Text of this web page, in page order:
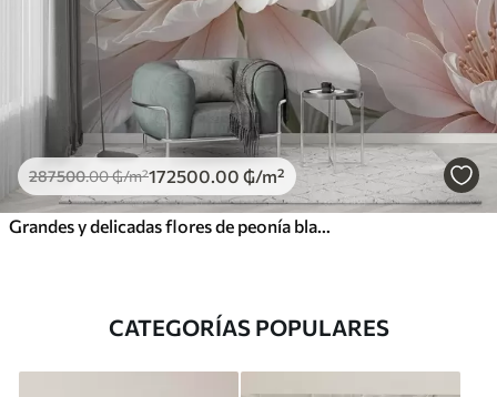
287500.00₲/m²172500 .00 ₲/m²
CATEGORÍAS POPULARES